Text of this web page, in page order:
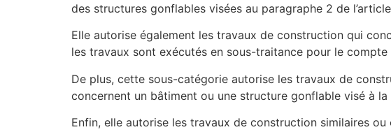
des structures gonflables visées au paragraphe 2 de
Elle autorise également les travaux de construction qui
les travaux sont exécutés en sous-traitance pour le compte
De plus, cette sous-catégorie autorise les travaux de
concernent un bâtiment ou une structure gonflable visé à
Enfin, elle autorise les travaux de construction similaires ou